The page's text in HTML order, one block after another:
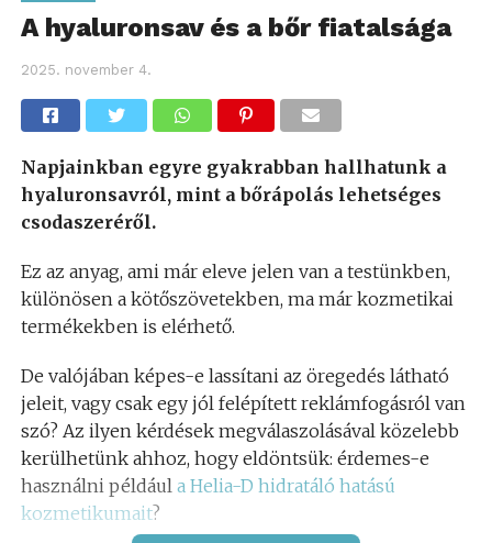
A hyaluronsav és a bőr fiatalsága
2025. november 4.
Napjainkban egyre gyakrabban hallhatunk a
hyaluronsavról, mint a bőrápolás lehetséges
csodaszeréről.
Ez az anyag, ami már eleve jelen van a testünkben,
különösen a kötőszövetekben, ma már kozmetikai
termékekben is elérhető.
De valójában képes-e lassítani az öregedés látható
jeleit, vagy csak egy jól felépített reklámfogásról van
szó? Az ilyen kérdések megválaszolásával közelebb
kerülhetünk ahhoz, hogy eldöntsük: érdemes-e
használni például a Helia-D hidratáló hatású
kozmetikumait?